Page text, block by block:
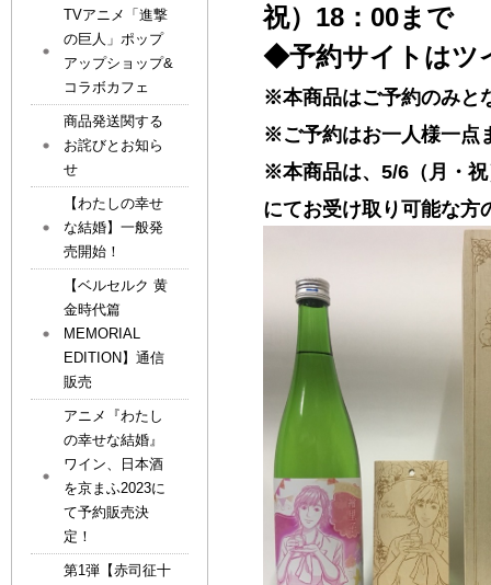
祝） 18 ： 00まで
◆予約サイトはツ
※本商品はご予約のみと
※ご予約はお一人様一点
※本商品は、5/6（月・
にてお受け取り可能な方
TVアニメ「進撃
の巨人」ポップ
アップショップ&
コラボカフェ
商品発送関する
お詫びとお知ら
せ
【わたしの幸せ
な結婚】一般発
売開始！
【ベルセルク 黄
金時代篇
MEMORIAL
EDITION】通信
販売
アニメ『わたし
の幸せな結婚』
ワイン、日本酒
を京まふ2023に
て予約販売決
定！
第1弾【赤司征十